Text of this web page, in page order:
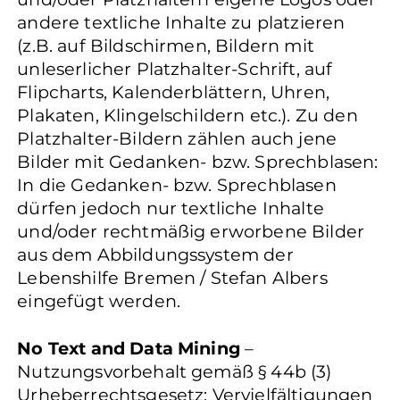
andere textliche Inhalte zu platzieren
(z.B. auf Bildschirmen, Bildern mit
unleserlicher Platzhalter-Schrift, auf
Flipcharts, Kalenderblättern, Uhren,
Plakaten, Klingelschildern etc.). Zu den
Platzhalter-Bildern zählen auch jene
Bilder mit Gedanken- bzw. Sprechblasen:
In die Gedanken- bzw. Sprechblasen
dürfen jedoch nur textliche Inhalte
und/oder rechtmäßig erworbene Bilder
aus dem Abbildungssystem der
Lebenshilfe Bremen / Stefan Albers
eingefügt werden.
No Text and Data Mining –
Nutzungsvorbehalt gemäß § 44b (3)
Urheberrechtsgesetz: Vervielfältigungen